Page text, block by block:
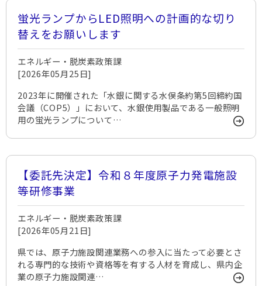
蛍光ランプからLED照明への計画的な切り
替えをお願いします
エネルギー・脱炭素政策課
[2026年05月25日]
2023年に開催された「水銀に関する水俣条約第5回締約国
会議（COP5）」において、水銀使用製品である一般照明
用の蛍光ランプについて…
【委託先決定】令和８年度原子力発電施設
等研修事業
エネルギー・脱炭素政策課
[2026年05月21日]
県では、原子力施設関連業務への参入に当たって必要とさ
れる専門的な技術や資格等を有する人材を育成し、県内企
業の原子力施設関連…